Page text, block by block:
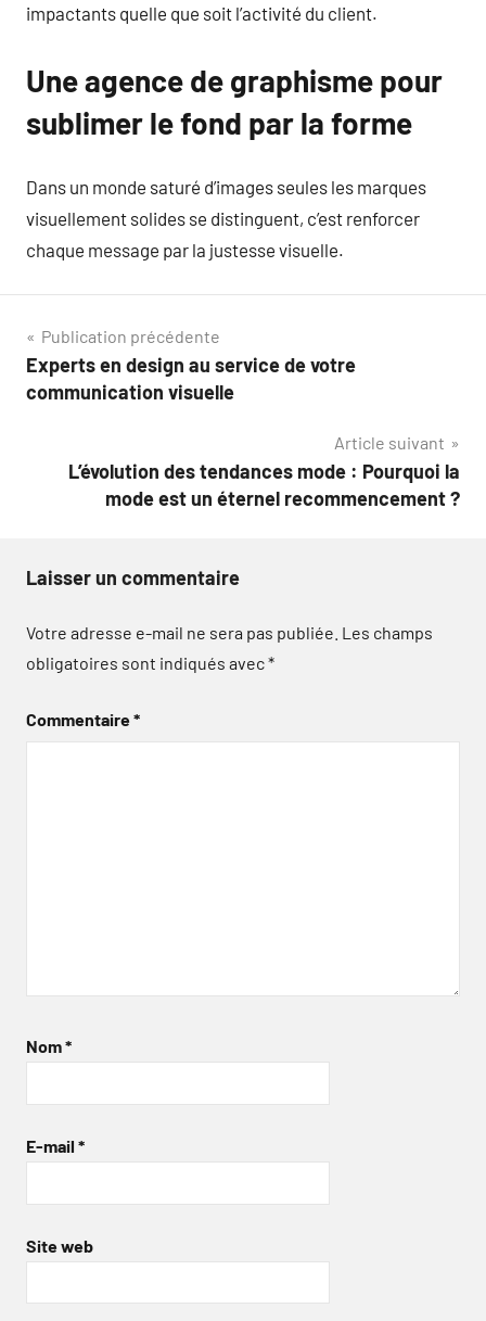
impactants quelle que soit l’activité du client.
Une agence de graphisme pour
sublimer le fond par la forme
Dans un monde saturé d’images seules les marques
visuellement solides se distinguent, c’est renforcer
chaque message par la justesse visuelle.
Navigation
de
Publication précédente
Experts en design au service de votre
communication visuelle
Article suivant
L’évolution des tendances mode : Pourquoi la
mode est un éternel recommencement ?
Laisser un commentaire
Votre adresse e-mail ne sera pas publiée. Les champs
obligatoires sont indiqués avec*
Commentaire*
Nom*
E-mail *
Site web